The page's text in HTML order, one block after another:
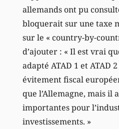
allemands ont pu
bloquerait sur une taxe
sur le « country-by-
d’ajouter : « Il est vrai
adapté ATAD 1 et ATAD
évitement fiscal
que l’Allemagne, mais il
importantes pour
investissements. »